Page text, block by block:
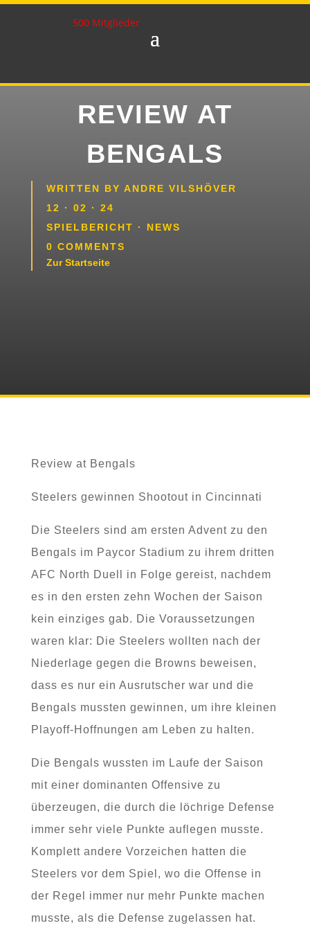
500 Mitglieder
REVIEW AT
BENGALS
WRITTEN BY ANDRE VILSHÖVER
12 · 02 · 24
SPIELBERICHT · NEWS
0 COMMENTS
Zur Startseite
Review at Bengals
Steelers gewinnen Shootout in Cincinnati
Die Steelers sind am ersten Advent zu den
Bengals im Paycor Stadium zu ihrem dritten
AFC North Duell in Folge gereist, nachdem
es in den ersten zehn Wochen der Saison
kein einziges gab. Die Voraussetzungen
waren klar: Die Steelers wollten nach der
Niederlage gegen die Browns beweisen,
dass es nur ein Ausrutscher war und die
Bengals mussten gewinnen, um ihre kleinen
Playoff-Hoffnungen am Leben zu halten.
Die Bengals wussten im Laufe der Saison
mit einer dominanten Offensive zu
überzeugen, die durch die löchrige Defense
immer sehr viele Punkte auflegen musste.
Komplett andere Vorzeichen hatten die
Steelers vor dem Spiel, wo die Offense in
der Regel immer nur mehr Punkte machen
musste, als die Defense zugelassen hat.